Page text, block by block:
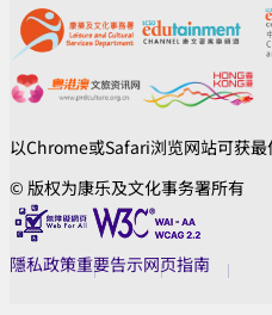
以Chrome或Safari浏览网站可获
© 版权为康乐及文化事务署所有
隱私政策重要告示网页指南